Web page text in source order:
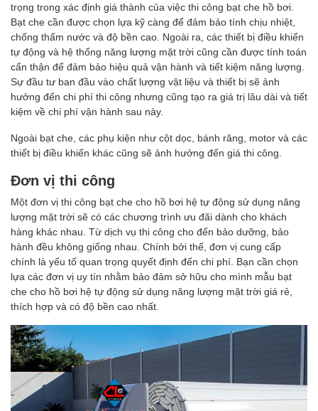
trọng trong xác định giá thành của việc thi công bạt che hồ bơi.
Bạt che cần được chọn lựa kỹ càng để đảm bảo tính chịu nhiệt,
chống thấm nước và độ bền cao. Ngoài ra, các thiết bị điều khiển
tự động và hệ thống năng lượng mặt trời cũng cần được tính toán
cẩn thận để đảm bảo hiệu quả vận hành và tiết kiệm năng lượng.
Sự đầu tư ban đầu vào chất lượng vật liệu và thiết bị sẽ ảnh
hưởng đến chi phí thi công nhưng cũng tạo ra giá trị lâu dài và tiết
kiệm về chi phí vận hành sau này.
Ngoài bạt che, các phụ kiện như cột dọc, bánh răng, motor và các
thiết bị điều khiển khác cũng sẽ ảnh hưởng đến giá thi công.
Đơn vị thi công
Một đơn vị thi công bạt che cho hồ bơi hệ tự động sử dụng năng
lượng mặt trời sẽ có các chương trình ưu đãi dành cho khách
hàng khác nhau. Từ dịch vụ thi công cho đến bảo dưỡng, bảo
hành đều không giống nhau. Chính bởi thế, đơn vị cung cấp
chính là yếu tố quan trọng quyết định đến chi phí. Bạn cần chọn
lựa các đơn vị uy tín nhằm bảo đảm sở hữu cho mình mẫu bạt
che cho hồ bơi hệ tự động sử dụng năng lượng mặt trời giá rẻ,
thích hợp và có độ bền cao nhất.